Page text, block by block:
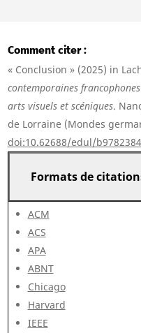
Comment citer
« Conclusion » (2025) in
contemporaines
arts visuels et scéniques.
de Lorraine (Mondes
doi:10.62688/edul/
Formats de
ACM
ACS
APA
ABNT
Chicago
Harvard
IEEE